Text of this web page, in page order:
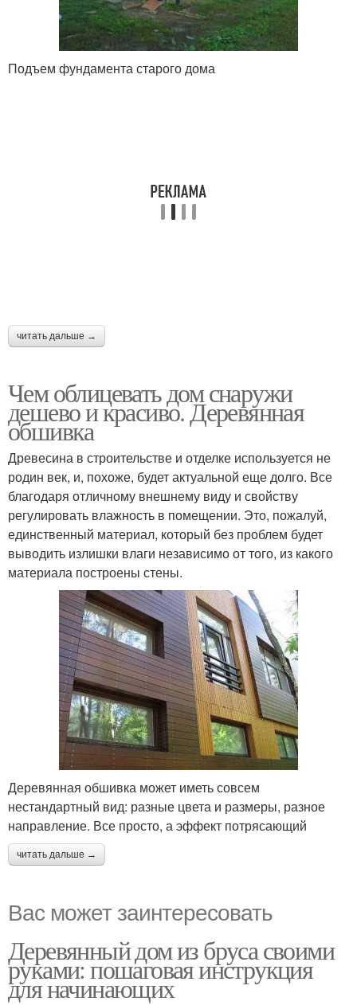
Подъем фундамента старого дома
читать дальше →
Чем облицевать дом снаружи
дешево и красиво. Деревянная
обшивка
Древесина в строительстве и отделке используется не
родин век, и, похоже, будет актуальной еще долго. Все
благодаря отличному внешнему виду и свойству
регулировать влажность в помещении. Это, пожалуй,
единственный материал, который без проблем будет
выводить излишки влаги независимо от того, из какого
материала построены стены.
Деревянная обшивка может иметь совсем
нестандартный вид: разные цвета и размеры, разное
направление. Все просто, а эффект потрясающий
читать дальше →
Вас может заинтересовать
Деревянный дом из бруса своими
руками: пошаговая инструкция
для начинающих